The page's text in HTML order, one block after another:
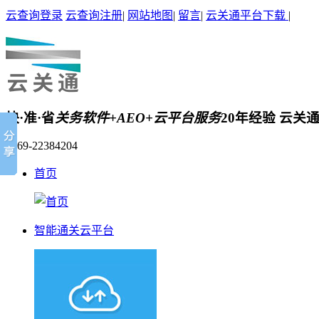
云查询登录 云查询注册| 网站地图 | 留言| 云关通平台下载 |
快·准·省关务软件+AEO+云平台服务20年经验 云关
0769-22384204
首页
智能通关云平台